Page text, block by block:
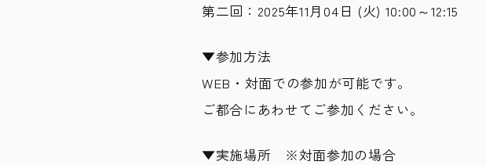
第二回：2025年11月04日 (火) 10:00～12:15
▼参加方法
WEB・対面での参加が可能です。
ご都合にあわせてご参加ください。
▼実施場所 ※対面参加の場合